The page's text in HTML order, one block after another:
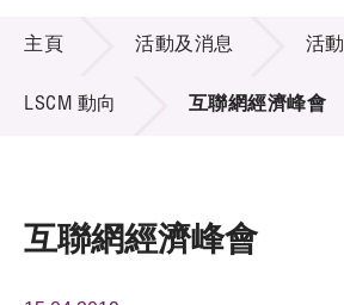
技術商品化
項目及資助計劃
活動及消息
活動及消息
主頁 活動及消息 活動
LSCM 動向 互聯網經濟峰會
互聯網經濟峰會